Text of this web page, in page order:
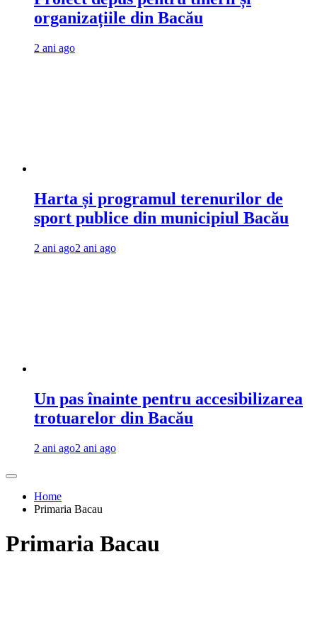
organizațiile din Bacău
2 ani ago
Harta și programul terenurilor de
sport publice din municipiul Bacău
2 ani ago2 ani ago
Un pas înainte pentru accesibilizarea
trotuarelor din Bacău
2 ani ago2 ani ago
Home
Primaria Bacau
Primaria Bacau